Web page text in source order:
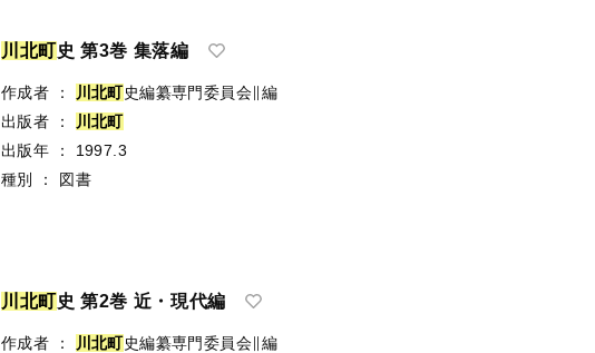
川 北町史 第3巻 集落編
作成者 ： 川 北町史編纂専門委員会∥編
出版者
： 川 北町
出版年
：
1997.3
種別
： 図書
川 北町史 第2巻 近・現代編
作成者 ： 川 北町史編纂専門委員会∥編